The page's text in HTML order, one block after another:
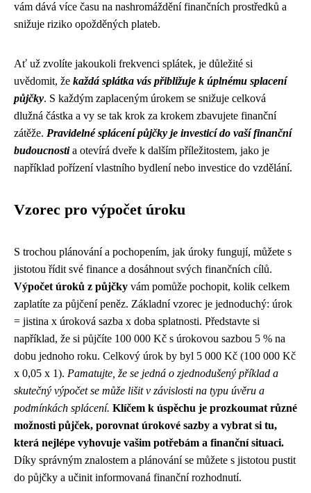
vám dává více času na nashromáždění finančních prostředků a
snižuje riziko opožděných plateb.
Ať už zvolíte jakoukoli frekvenci splátek, je důležité si
uvědomit, že každá splátka vás přibližuje k úplnému splacení
půjčky. S každým zaplaceným úrokem se snižuje celková
dlužná částka a vy se tak krok za krokem zbavujete finanční
zátěže. Pravidelné splácení půjčky je investicí do vaší finanční
budoucnostia otevírá dveře k dalším příležitostem, jako je
například pořízení vlastního bydlení nebo investice do vzdělání.
Vzorec pro výpočet úroku
S trochou plánování a pochopením, jak úroky fungují, můžete s
jistotou řídit své finance a dosáhnout svých finančních cílů.
Výpočet úroků z půjčky vám pomůže pochopit, kolik celkem
zaplatíte za půjčení peněz. Základní vzorec je jednoduchý: úrok
= jistina x úroková sazba x doba splatnosti. Představte si
například, že si půjčíte 100 000 Kč s úrokovou sazbou 5 % na
dobu jednoho roku. Celkový úrok by byl 5 000 Kč (100 000 Kč
x 0,05 x 1). Pamatujte, že se jedná o zjednodušený příklad a
skutečný výpočet se může lišit v závislosti na typu úvěru a
podmínkách splácení. Klíčem k úspěchu je prozkoumat různé
možnosti půjček, porovnat úrokové sazby a vybrat si tu,
která nejlépe vyhovuje vašim potřebám a finanční situaci.
Díky správným znalostem a plánování se můžete s jistotou pustit
do půjčky a učinit informovaná finanční rozhodnutí.